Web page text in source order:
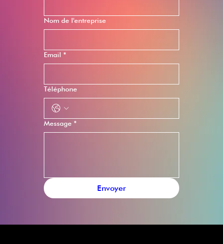
Nom de l'entreprise
Email *
Téléphone
Message *
Envoyer